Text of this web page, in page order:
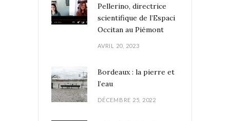
Pellerino, directrice
scientifique de l’Espaci
Occitan au Piémont
AVRIL 20, 2023
Bordeaux : la pierre et
l’eau
DÉCEMBRE 25, 2022